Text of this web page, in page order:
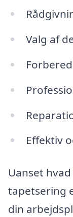
Valg af
Effektiv
Uanset
tapetsering
din